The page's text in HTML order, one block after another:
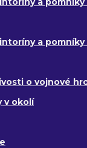
a pomníky
o vojnové
v okolí